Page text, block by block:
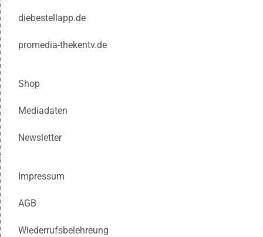
diebestellapp.de
promedia-thekentv.de
Shop
Mediadaten
Newsletter
Impressum
AGB
Wiederrufsbelehreung